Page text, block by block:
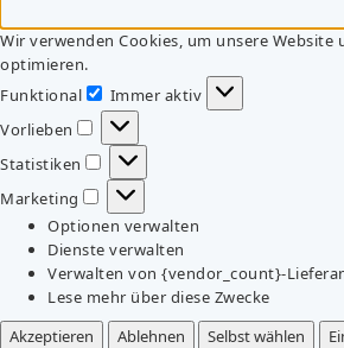
Wir verwenden Cookies, um unsere Website
optimieren.
Funktional
Funktional
Immer aktiv
Vorlieben
Vorlieben
Statistiken
Statistiken
Marketing
Marketing
Optionen verwalten
Dienste verwalten
Verwalten von {vendor_count}-
Lese mehr über diese Zwecke
Akzeptieren
Ablehnen Selbst wählen